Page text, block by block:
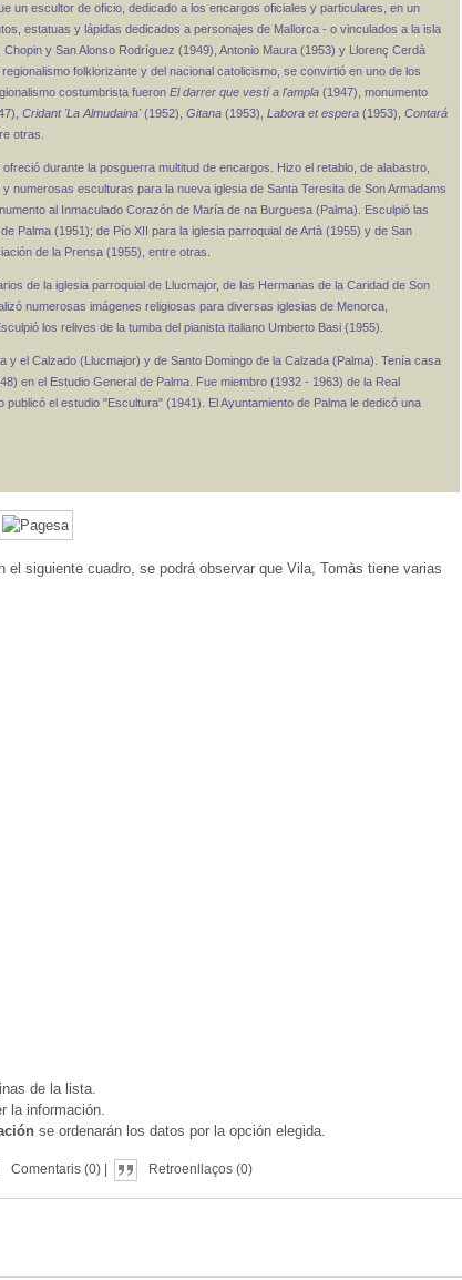
un escultor de oficio, dedicado a los encargos oficiales y particulares, en un
estatuas y lápidas dedicados a personajes de Mallorca - o vinculados a la isla
y San Alonso Rodríguez (1949), Antonio Maura (1953) y Llorenç Cerdà
folklorizante y del nacional catolicismo, se convirtió en uno de los
costumbrista fueron El darrer que vestí a l'ampla(1947), monumento
Cridant 'La Almudaina'(1952), Gitana(1953), Labora et espera(1953), Contará
otras.
durante la posguerra multitud de encargos. Hizo el retablo, de alabastro,
numerosas esculturas para la nueva iglesia de Santa Teresita de Son Armadams
al Inmaculado Corazón de María de na Burguesa (Palma). Esculpió las
Palma (1951); de Pío XII para la iglesia parroquial de Artà (1955) y de San
de la Prensa (1955), entre otras.
de la iglesia parroquial de Llucmajor, de las Hermanas de la Caridad de Son
numerosas imágenes religiosas para diversas iglesias de Menorca,
los relives de la tumba del pianista italiano Umberto Basi (1955).
el Calzado (Llucmajor) y de Santo Domingo de la Calzada (Palma). Tenía casa
en el Estudio General de Palma. Fue miembro (1932 - 1963) de la Real
el estudio "Escultura" (1941). El Ayuntamiento de Palma le dedicó una
siguiente cuadro, se podrá observar que Vila, Tomàs tiene varias
de la lista.
la información.
se ordenarán los datos por la opción elegida.
Comentaris (0) | Retroenllaços (0)